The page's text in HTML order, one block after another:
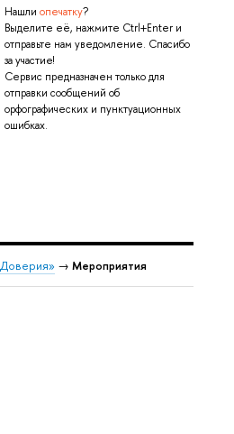
Нашли опечатку?
Выделите её, нажмите Ctrl+Enter и
отправьте нам уведомление. Спасибо
за участие!
Сервис предназначен только для
отправки сообщений об
орфографических и пунктуационных
ошибках.
Доверия» → Мероприятия